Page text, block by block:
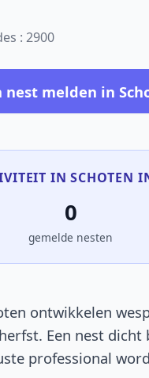
: 2900
nest melden in
IN SCHOTEN
0
gemelde nesten
ontwikkelen
Een nest dicht
professional